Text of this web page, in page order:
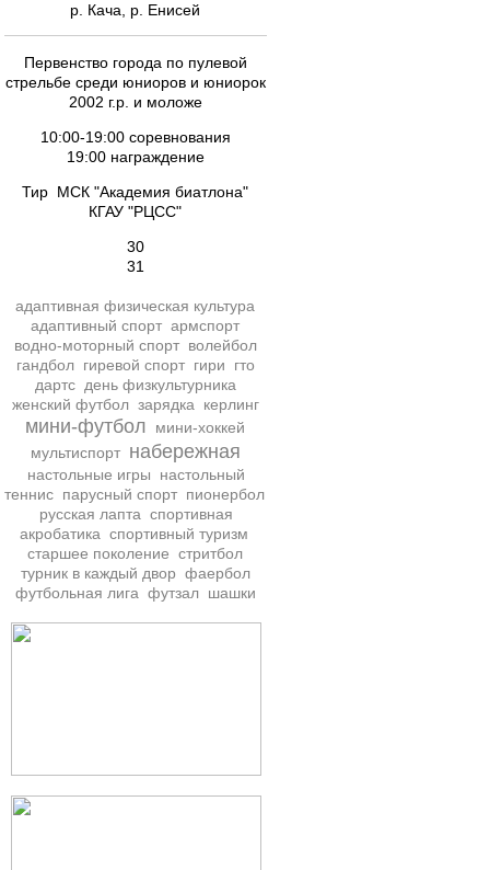
р. Кача, р. Енисей
Первенство города по пулевой
стрельбе среди юниоров и юниорок
2002 г.р. и моложе
10:00-19:00 соревнования
19:00 награждение
Тир МСК "Академия биатлона"
КГАУ "РЦСС"
30
31
адаптивная физическая культура
адаптивный спорт армспорт
водно-моторный спорт волейбол
гандбол гиревой спорт гири
гто
дартс день физкультурника
женский футбол зарядка керлинг
мини-футбол
мини-хоккей
мультиспорт набережная
настольные игры
настольный
теннис парусный спорт пионербол
русская лапта спортивная
акробатика спортивный туризм
старшее поколение стритбол
турник в каждый двор фаербол
футбольная лига футзал шашки